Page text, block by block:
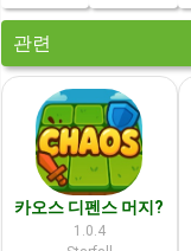
관련
카오스 디펜스 머지?
1.0.4